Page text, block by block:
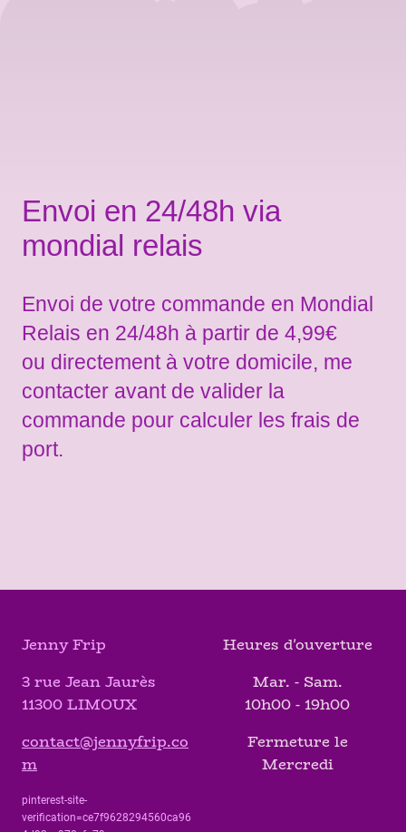
Envoi en 24/48h via
mondial relais
Envoi de votre commande en Mondial
Relais en 24/48h à partir de 4,99€
ou directement à votre domicile, me
contacter avant de valider la
commande pour calculer les frais de
port.
Jenny Frip
3 rue Jean Jaurès
11300 LIMOUX
contact@jennyfrip.co
m
pinterest-site-
verification=ce7f9628294560ca96
Heures d'ouverture
Mar. - Sam.
10h00 - 19h00
Fermeture le
Mercredi